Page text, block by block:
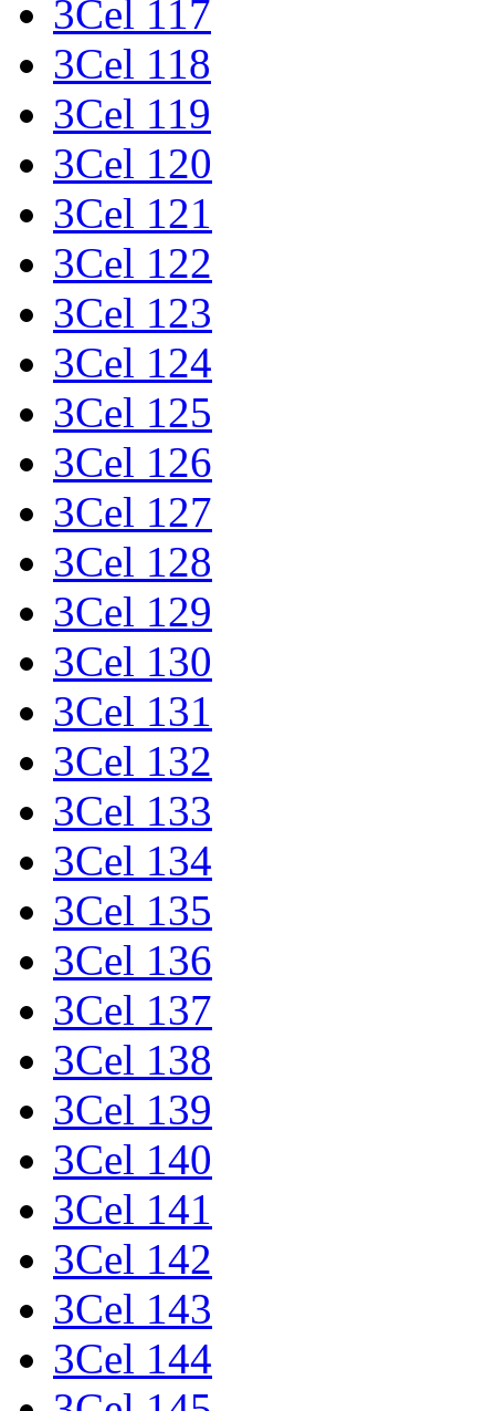
3Cel 117
3Cel 118
3Cel 119
3Cel 120
3Cel 121
3Cel 122
3Cel 123
3Cel 124
3Cel 125
3Cel 126
3Cel 127
3Cel 128
3Cel 129
3Cel 130
3Cel 131
3Cel 132
3Cel 133
3Cel 134
3Cel 135
3Cel 136
3Cel 137
3Cel 138
3Cel 139
3Cel 140
3Cel 141
3Cel 142
3Cel 143
3Cel 144